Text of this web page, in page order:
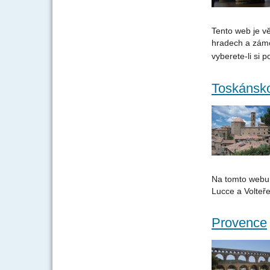
Tento web je
hradech a
vyberete-li si
Na tomto
Lucce a
Provence